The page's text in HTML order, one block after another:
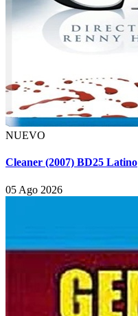
NUEVO
Cleaner (2007) BD25 Latino
05 Ago 2026